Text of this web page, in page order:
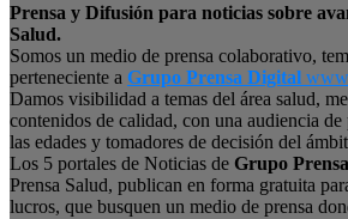
Prensa y Difusión para noticias sobre
Salud.
Somos un medio de prensa colaborativo,
perteneciente a Grupo Prensa Digital
Damos visibilidad a temas del área salud,
contenidos de calidad, con una audiencia de
las edades y tomadores de decisión del
Los 5 portales de Noticias de Grupo
Prensa Salud, publican en forma gratuita
lucros, que busquen un medio de prensa